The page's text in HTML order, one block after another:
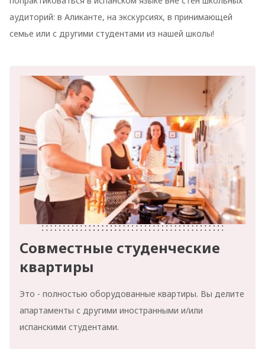
аудиторий: в Аликанте, на экскурсиях, в принимающей
семье или с другими студентами из нашей школы!
Совместные студенческие
квартиры
Это - полностью оборудованные квартиры. Вы делите
апартаменты с другими иностранными и/или
испанскими студентами.